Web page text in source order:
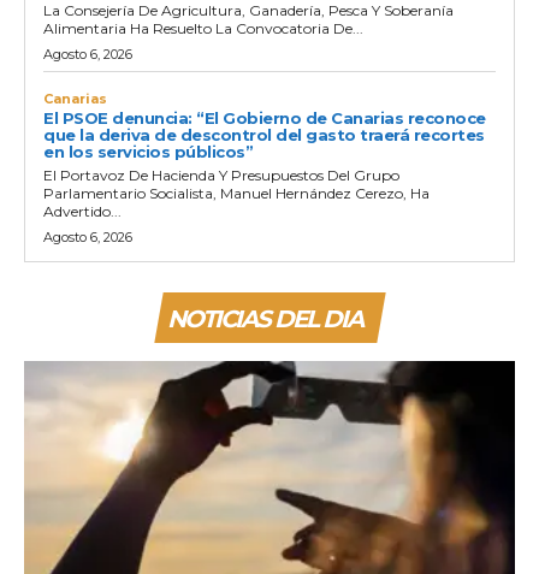
La Consejería De Agricultura, Ganadería, Pesca Y Soberanía
Alimentaria Ha Resuelto La Convocatoria De...
Agosto 6, 2026
Canarias
El PSOE denuncia: “El Gobierno de Canarias reconoce
que la deriva de descontrol del gasto traerá recortes
en los servicios públicos”
El Portavoz De Hacienda Y Presupuestos Del Grupo
Parlamentario Socialista, Manuel Hernández Cerezo, Ha
Advertido...
Agosto 6, 2026
NOTICIAS DEL DIA